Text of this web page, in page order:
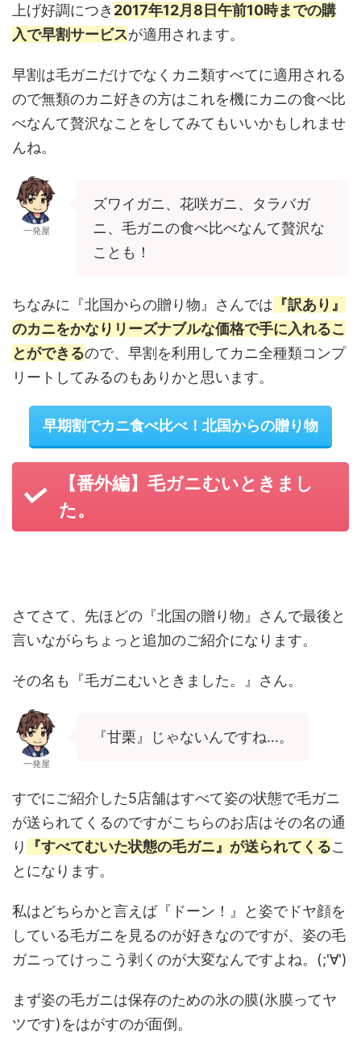
上げ好調につき 2017年12月8日午前10時までの購
入で早割サービスが適用されます。
早割は毛ガニだけでなくカニ類すべてに適用される
ので無類のカニ好きの方はこれを機にカニの食べ比
べなんて贅沢なことをしてみてもいいかもしれませ
んね。
一発屋
ズワイガニ、花咲ガニ、タラバガ
ニ、毛ガニの食べ比べなんて贅沢な
ことも！
ちなみに『北国からの贈り物』さんでは 『訳あり』
のカニをかなりリーズナブルな価格で手に入れるこ
とができるので、早割を利用してカニ全種類コンプ
リートしてみるのもありかと思います。
早期割でカニ食べ比べ！北国からの贈り物
【番外編】毛ガニむいときまし
た。
さてさて、先ほどの『北国の贈り物』さんで最後と
言いながらちょっと追加のご紹介になります。
その名も『毛ガニむいときました。』さん。
一発屋
『甘栗』じゃないんですね…。
すでにご紹介した5店舗はすべて姿の状態で毛ガニ
が送られてくるのですがこちらのお店はその名の通
り
『すべてむいた状態の毛ガニ』が送られてくるこ
とになります。
私はどちらかと言えば『ドーン！』と姿でドヤ顔を
している毛ガニを見るのが好きなのですが、姿の毛
ガニってけっこう剥くのが大変なんですよね。(;'∀')
まず姿の毛ガニは保存のための氷の膜(氷膜ってヤ
ツです)をはがすのが面倒。